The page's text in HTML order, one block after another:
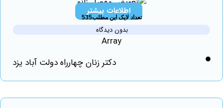
اطلاعات بیشتر
تعداد لایک این مطلب535
بدون دیدگاه
دکتر زنان چهارراه دولت آباد یزد